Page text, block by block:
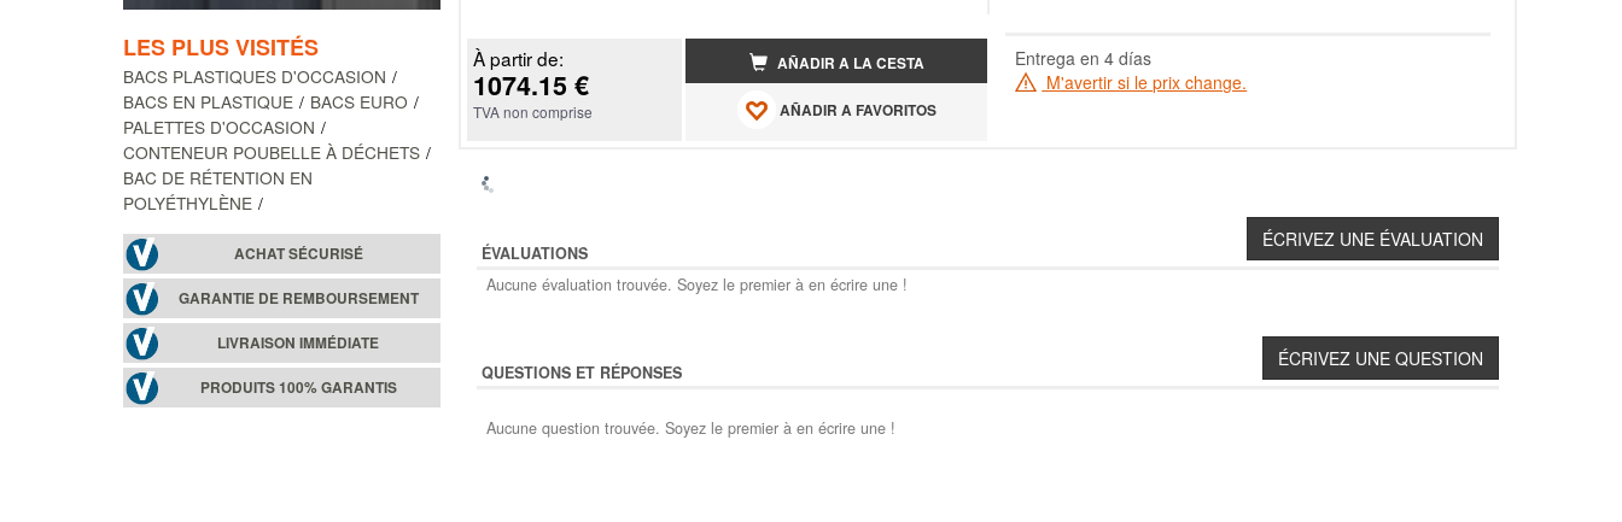
LES PLUS VISITÉS
BACS PLASTIQUES D'OCCASION
BACS EN PLASTIQUE
BACS EURO
PALETTES D'OCCASION
CONTENEUR POUBELLE À DÉCHETS
BAC DE RÉTENTION EN
POLYÉTHYLÈNE
ACHAT SÉCURISÉ
GARANTIE DE REMBOURSEMENT
LIVRAISON IMMÉDIATE
PRODUITS 100% GARANTIS
À partir de:
1074.15 €
TVA non comprise
AÑADIR A LA CESTA
AÑADIR A FAVORITOS
Entrega en 4 días
M'avertir si le prix change.
ÉVALUATIONS
Aucune évaluation trouvée. Soyez le premier à en écrire une !
QUESTIONS ET RÉPONSES
Aucune question trouvée. Soyez le premier à en écrire une !